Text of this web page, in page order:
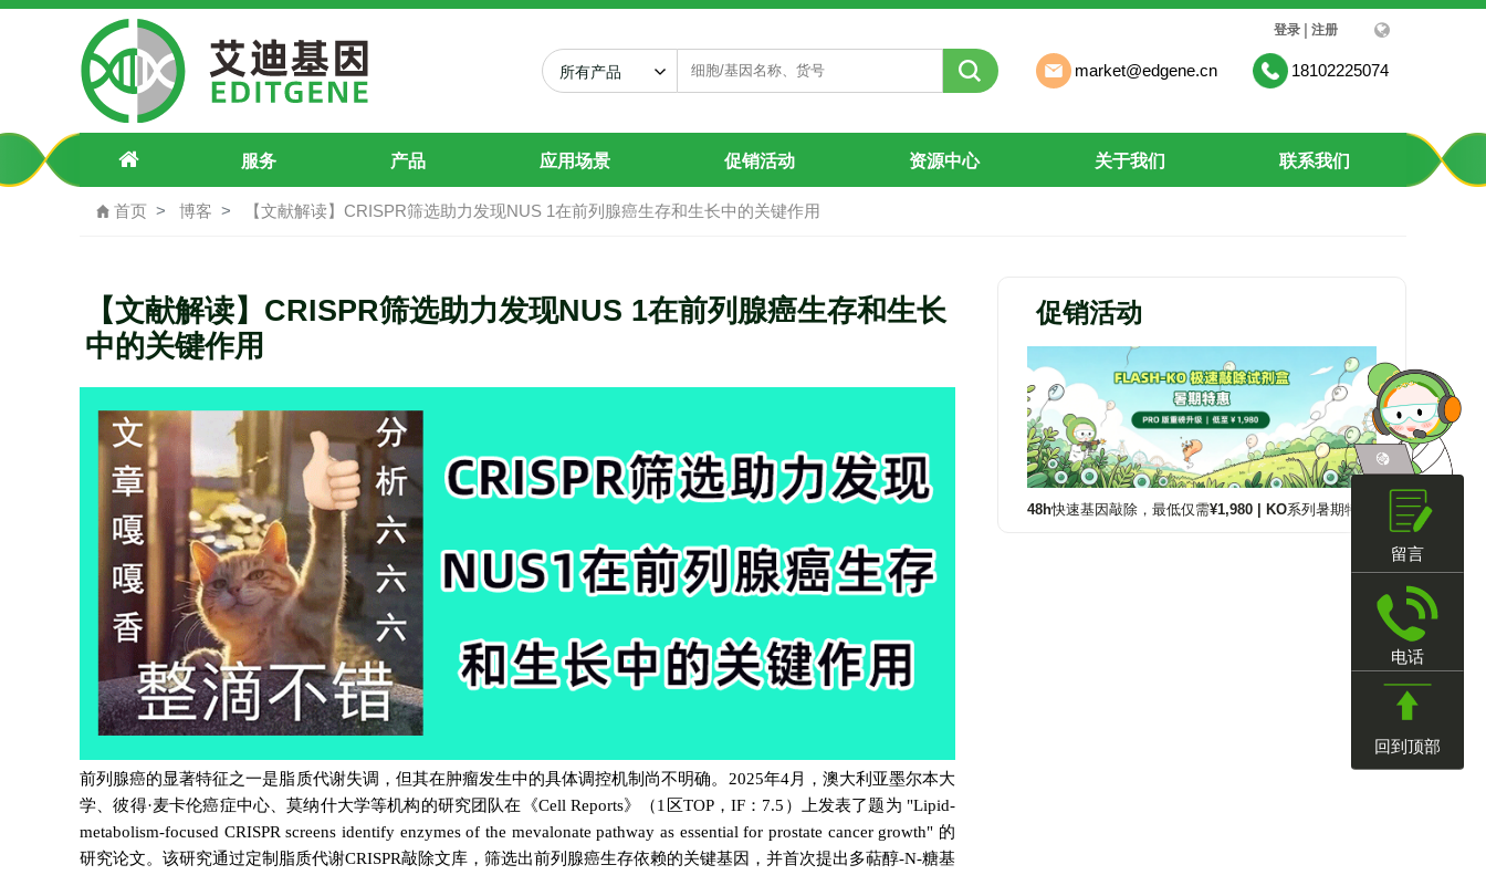
CRISPR筛选助力发现NUS 1在前列腺癌生存和生长中的关键作用
所有产品 market@edgene.cn 18102225074
登录 | 注册
服务 产品 应用场景 促销活动 资源中心 关于我们 联系我们
首页 博客 【文献解读】CRISPR筛选助力发现NUS 1在前列腺癌生存和生长中的关键作用
【文献解读】CRISPR筛选助力发现NUS 1在前列腺癌生存和生长
中的关键作用
前列腺癌的显著特征之一是脂质代谢失调，但其在肿瘤发生中的具体调控机制尚不明确。2025年4月，澳大利亚墨尔本大
学、彼得·麦卡伦癌症中心、莫纳什大学等机构的研究团队在《Cell Reports》（1区TOP，IF：7.5）上发表了题为 "Lipid-
metabolism-focused CRISPR screens identify enzymes of the mevalonate pathway as essential for prostate cancer growth" 的
研究论文。该研究通过定制脂质代谢CRISPR敲除文库，筛选出前列腺癌生存依赖的关键基因，并首次提出多萜醇-N-糖基
促销活动
48h快速基因敲除，最低仅需¥1,980 | KO系列暑期特惠
留言
电话
回到顶部